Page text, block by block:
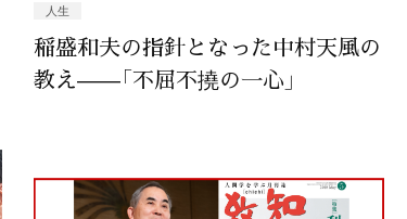
人生
稲盛和夫の指針となった中村天風の
教え——「不屈不撓の一心」